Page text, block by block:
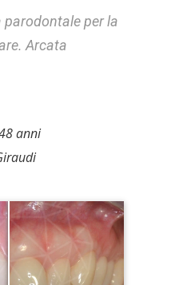
per la
Arcata
anni